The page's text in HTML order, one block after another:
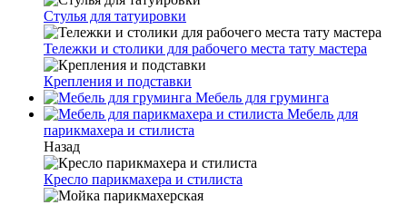
Стулья для татуировки
Тележки и столики для рабочего места тату мастера
Крепления и подставки
Мебель для груминга
Мебель для
парикмахера и стилиста
Назад
Кресло парикмахера и стилиста